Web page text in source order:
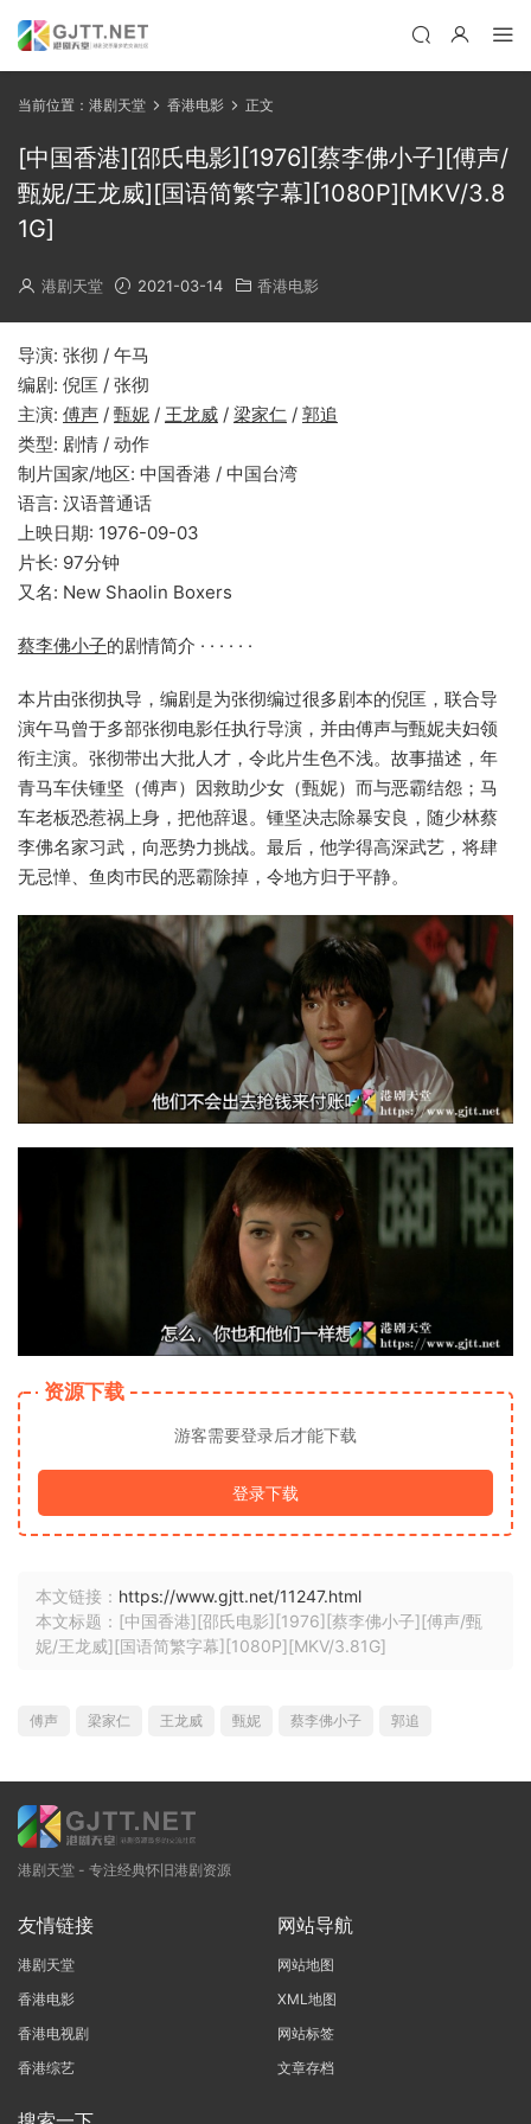
当前位置： 港剧天堂 香港电影 正文
[中国香港][邵氏电影][1976][蔡李佛小子][傅声/
甄妮/王龙威][国语简繁字幕][1080P][MKV/3.8
1G]
港剧天堂 2021-03-14 香港电影
导演: 张彻 / 午马
编剧: 倪匡 / 张彻
主演: 傅声 / 甄妮 / 王龙威 / 梁家仁 / 郭追
类型: 剧情 / 动作
制片国家/地区: 中国香港 / 中国台湾
语言: 汉语普通话
上映日期: 1976-09-03
片长: 97分钟
又名: New Shaolin Boxers
蔡李佛小子的剧情简介 · · · · · ·
本片由张彻执导，编剧是为张彻编过很多剧本的倪匡，联合导
演午马曾于多部张彻电影任执行导演，并由傅声与甄妮夫妇领
衔主演。张彻带出大批人才，令此片生色不浅。故事描述，年
青马车伕锺坚（傅声）因救助少女（甄妮）而与恶霸结怨；马
车老板恐惹祸上身，把他辞退。锺坚决志除暴安良，随少林蔡
李佛名家习武，向恶势力挑战。最后，他学得高深武艺，将肆
无忌惮、鱼肉巿民的恶霸除掉，令地方归于平静。
资源下载
游客需要登录后才能下载
登录下载
本文链接： https://www.gjtt.net/11247.html
本文标题：[中国香港][邵氏电影][1976][蔡李佛小子][傅声/甄
妮/王龙威][国语简繁字幕][1080P][MKV/3.81G]
傅声 梁家仁 王龙威 甄妮 蔡李佛小子 郭追
港剧天堂 - 专注经典怀旧港剧资源
友情链接
港剧天堂
香港电影
香港电视剧
香港综艺
网站导航
网站地图
XML地图
网站标签
文章存档